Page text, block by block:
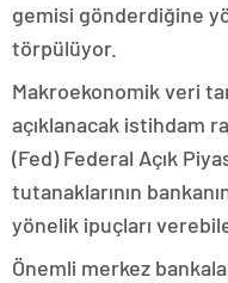
gemisi gönderdiğine
törpülüyor.
Makroekonomik veri
açıklanacak istihdam
(Fed) Federal Açık
tutanaklarının
yönelik ipuçları
Önemli merkez